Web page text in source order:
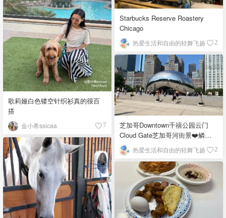
歌莉娅白色镂空针织衫真的很百
搭
金小希ssicaa 7
Starbucks Reserve Roastery
Chicago
热爱生活和自由的轻舞飞扬 2
芝加哥Downtown千禧公园云门
Cloud Gate芝加哥河街景❤️鳞次
栉比的高楼
热爱生活和自由的轻舞飞扬 2